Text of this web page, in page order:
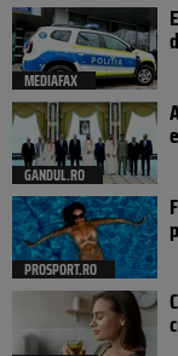
MEDIAFAX
GANDUL.RO
PROSPORT.RO